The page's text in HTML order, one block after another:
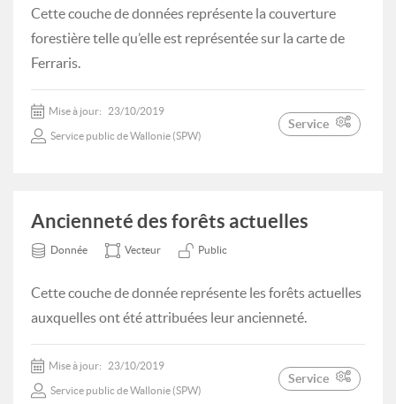
Cette couche de données représente la couverture
forestière telle qu’elle est représentée sur la carte de
Ferraris.
Mise à jour: 23/10/2019
Service public de Wallonie (SPW)
Service
Ancienneté des forêts actuelles
Donnée Vecteur Public
Cette couche de donnée représente les forêts actuelles
auxquelles ont été attribuées leur ancienneté.
Mise à jour: 23/10/2019
Service public de Wallonie (SPW)
Service